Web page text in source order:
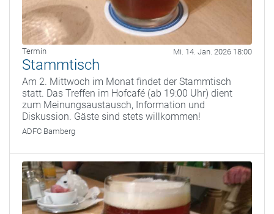
Termin Mi. 14. Jan. 2026 18:00
Stammtisch
Am 2. Mittwoch im Monat findet der Stammtisch
statt. Das Treffen im Hofcafé (ab 19:00 Uhr) dient
zum Meinungsaustausch, Information und
Diskussion. Gäste sind stets willkommen!
ADFC Bamberg